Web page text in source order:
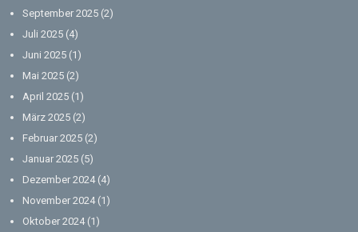
September 2025 (2)
Juli 2025 (4)
Juni 2025 (1)
Mai 2025 (2)
April 2025 (1)
März 2025 (2)
Februar 2025 (2)
Januar 2025 (5)
Dezember 2024(4)
November 2024(1)
Oktober 2024(1)